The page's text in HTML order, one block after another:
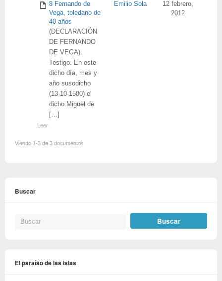
8 Fernando de
Vega, toledano de
40 años
(DECLARACIÓN
DE FERNANDO
DE VEGA).
Testigo. En este
dicho día, mes y
año susodicho
(13-10-1580) el
dicho Miguel de
[…]
Leer
Emilio Sola
12 febrero,
2012
Viendo 1-3 de 3 documentos
Buscar
El paraíso de las islas